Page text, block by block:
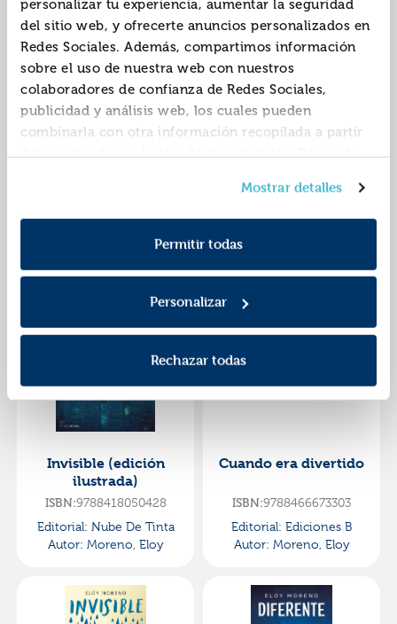
personalizar tu experiencia, aumentar la seguridad
del sitio web, y ofrecerte anuncios personalizados en
Redes Sociales. Además, compartimos información
sobre el uso de nuestra web con nuestros
colaboradores de confianza de Redes Sociales,
publicidad y análisis web, los cuales pueden
combinarla con otra información recopilada a partir
del uso que hayas hecho de sus servicios. Recuerda
consentimiento en cualquier momento. Para más
información consulta laPolítica de Cookiesy la
Política de Privacidad.
Mostrar detalles
Permitir todas
Personalizar
Rechazar todas
(edición ilustrada
con contenido extra)
Nube De Tinta
Autor:Moreno, Eloy
Diferente
Editorial:
Autor:Moreno, Eloy
Invisible (edición
ilustrada)
ISBN:9788418050428
Editorial: Nube De Tinta
Autor: Moreno, Eloy
Cuando era divertido
ISBN:9788466673303
Editorial: Ediciones B
Autor: Moreno, Eloy